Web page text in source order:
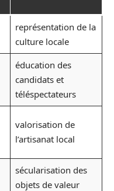
représentation de la
culture locale
éducation des
candidats et
téléspectateurs
valorisation de
l’artisanat local
sécularisation des
objets de valeur